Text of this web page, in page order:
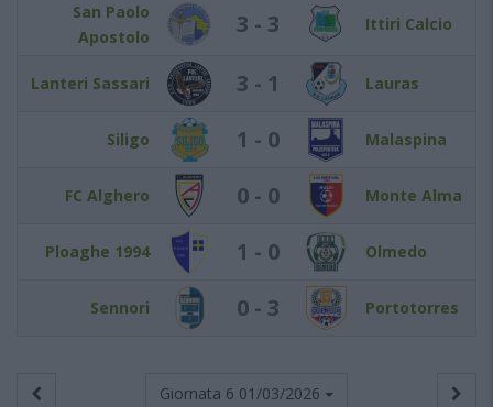
San Paolo
Apostolo
3 - 3 Ittiri Calcio
Lanteri Sassari 3 - 1 Lauras
Siligo 1 - 0 Malaspina
FC Alghero 0 - 0 Monte Alma
Ploaghe 1994 1 - 0 Olmedo
Sennori 0 - 3 Portotorres
Giornata 6 01/03/2026